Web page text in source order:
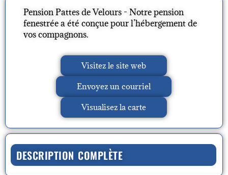
Pension Pattes de Velours - Notre pension
fenestrée a été conçue pour l’hébergement de
vos compagnons.
Visitez le site web
Envoyez un courriel
Visualisez la carte
DESCRIPTION COMPLÈTE